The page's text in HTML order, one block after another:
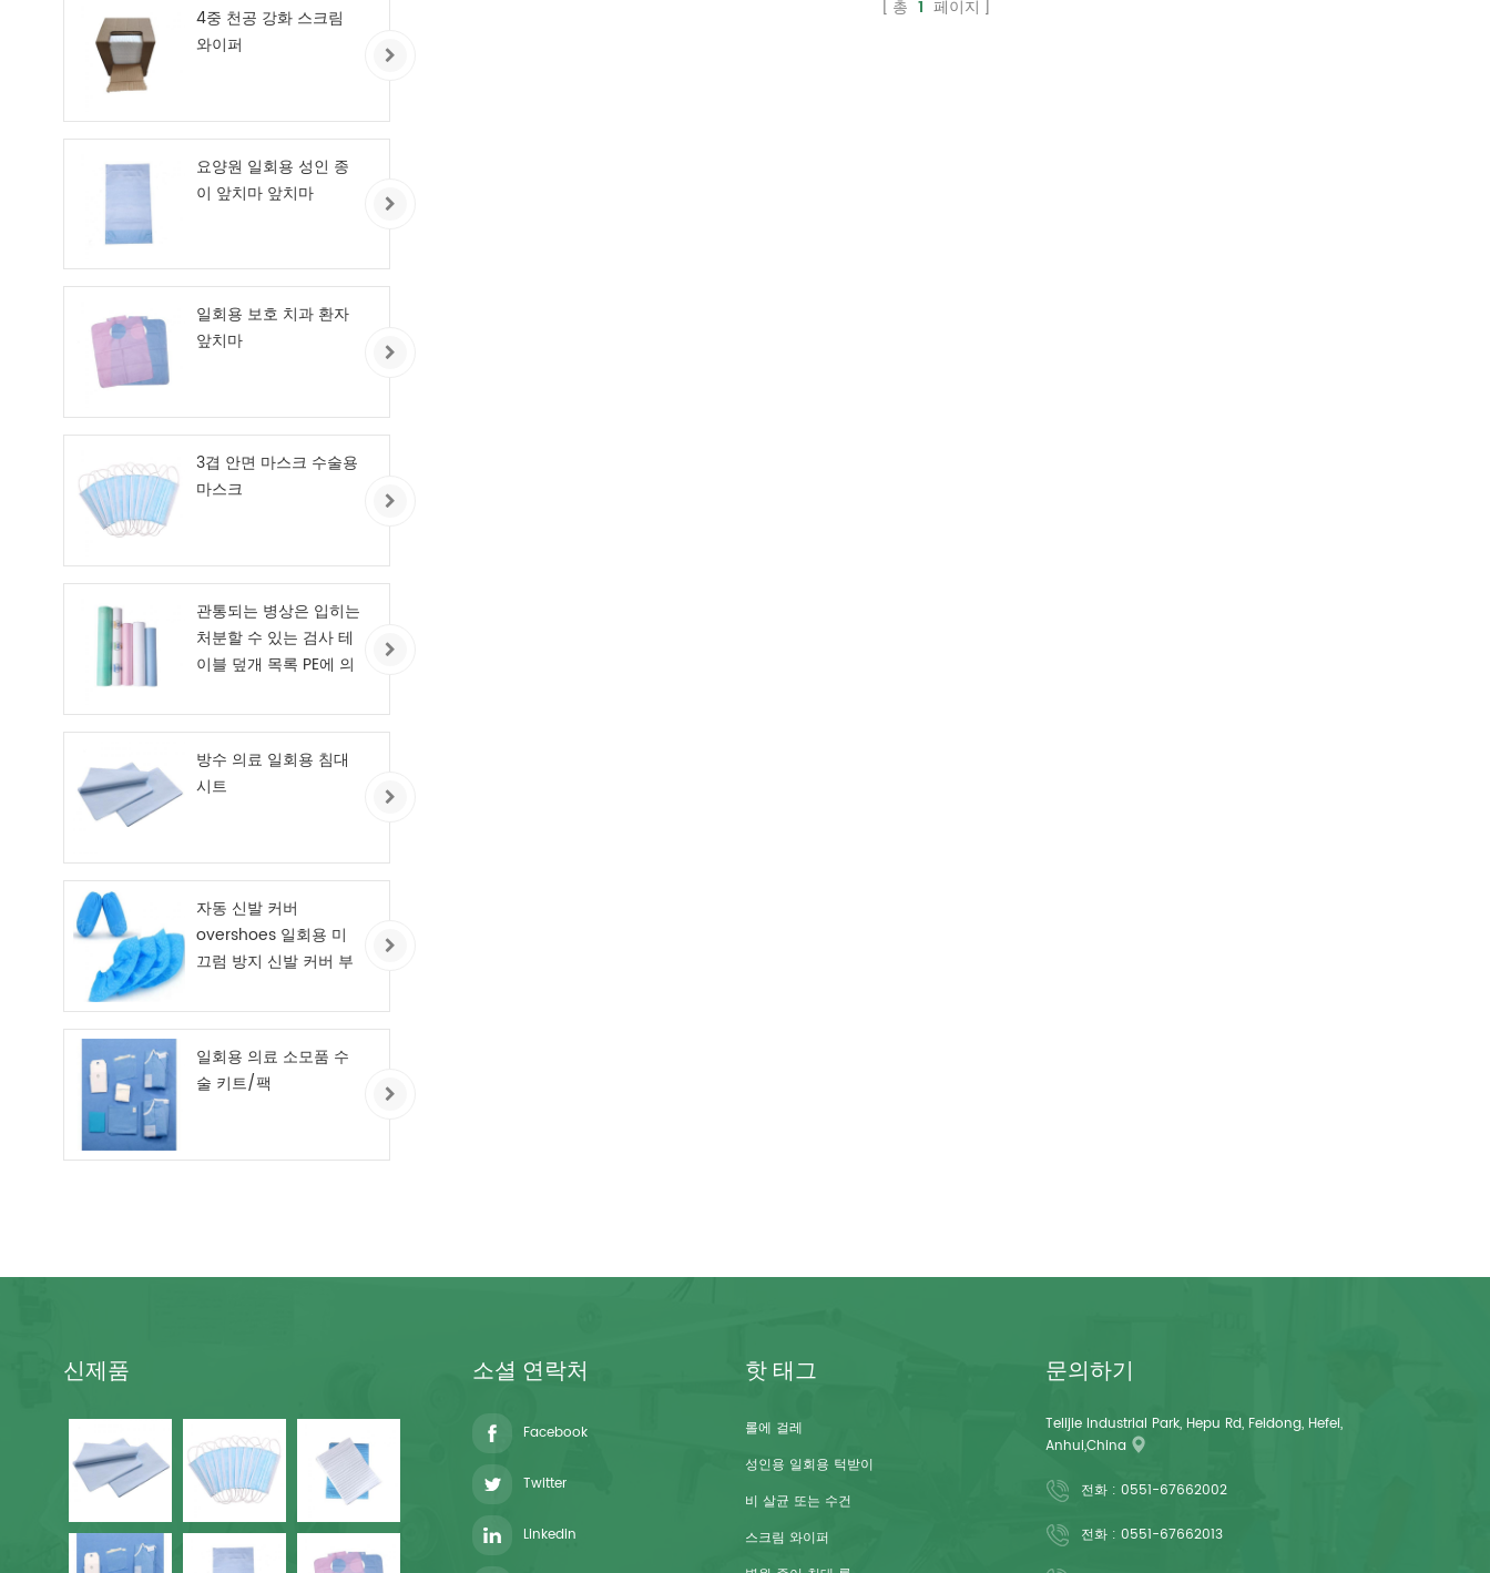
총 1 페이지
4중 천공 강화 스크림
와이퍼
요양원 일회용 성인 종
이 앞치마 앞치마
일회용 보호 치과 환자
앞치마
3겹 안면 마스크 수술용
마스크
관통되는 병상은 입히는
처분할 수 있는 검사 테
이블 덮개 목록 PE에 의
방수 의료 일회용 침대
시트
자동 신발 커버
overshoes 일회용 미
끄럼 방지 신발 커버 부
일회용 의료 소모품 수
술 키트/팩
문의하기
Telijie Industrial Park, Hepu Rd, Feidong, Hefei,
Anhui,China
전화 : 0551-67662002
전화 : 0551-67662013
신제품 소셜 연락처
Facebook
Twitter
Linkedin
핫 태그
롤에 걸레
성인용 일회용 턱받이
비 살균 또는 수건
스크림 와이퍼